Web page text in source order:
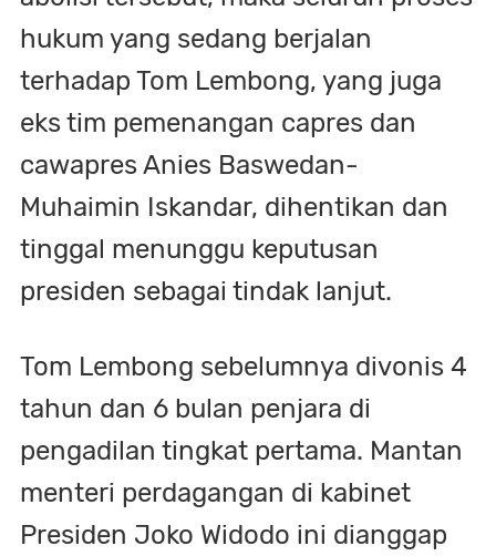
hukum yang sedang berjalan
terhadap Tom Lembong, yang juga
eks tim pemenangan capres dan
cawapres Anies Baswedan-
Muhaimin Iskandar, dihentikan dan
tinggal menunggu keputusan
presiden sebagai tindak lanjut.
Tom Lembong sebelumnya divonis 4
tahun dan 6 bulan penjara di
pengadilan tingkat pertama. Mantan
menteri perdagangan di kabinet
Presiden Joko Widodo ini dianggap